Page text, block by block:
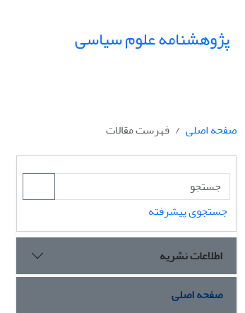
پژوهشنامه علوم سیاسی
صفحه اصلی
فهرست مقالات
جستجوی پیشرفته
اطلاعات نشریه
صفحه اصلی